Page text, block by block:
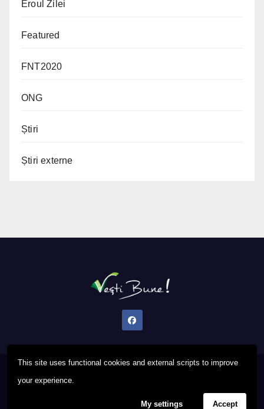
This site uses functional cookies and external scripts to improve
your experience.
My settings Accept
Eroul Zilei
Featured
FNT2020
ONG
Știri
Știri externe
Proudly powered by WordPress
Privacy PolicyFAQ